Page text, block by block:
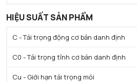
HIỆU SUẤT SẢN PHẨM
C - Tải trọng động cơ bản danh định
C0 - Tải trọng tĩnh cơ bản danh định
Cu - Giới hạn tải trọng mỏi